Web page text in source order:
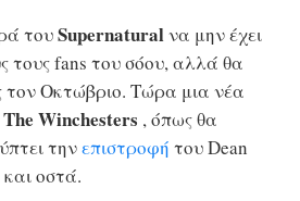
τουSupernaturalνα μην έχει
τους fans του σόου, αλλά θα
τον Οκτώβριο. Τώρα μια νέα
The Winchesters , όπως θα
τηνεπιστροφή του Dean
οστά.